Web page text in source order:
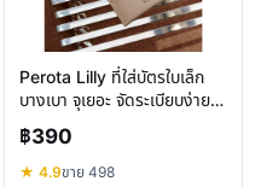
Perota Lilly ที่ใส่บัตรใบเล็ก
บางเบา จุเยอะ จัดระเบียบง่าย
พกพาสะดวก
฿390
★ 4.9ขาย 498